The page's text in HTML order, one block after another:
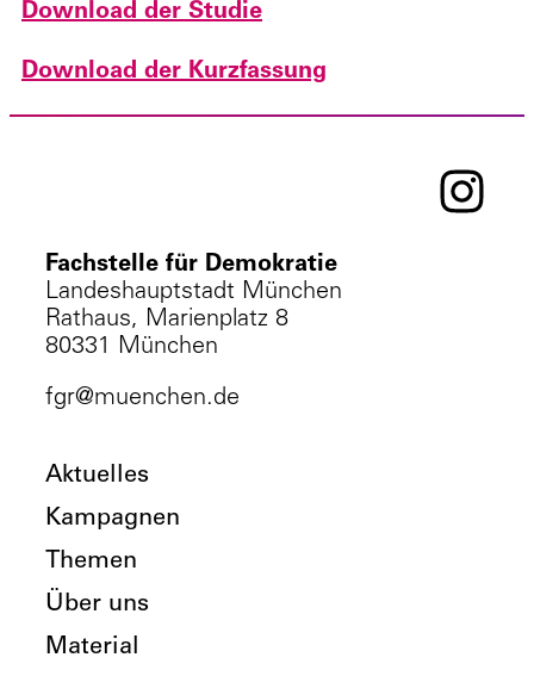
Download der Studie
Download der Kurzfassung
Fachstelle für Demokratie
Landeshauptstadt München
Rathaus, Marienplatz 8
80331 München
fgr@muenchen.de
Aktuelles
Kampagnen
Themen
Über uns
Material